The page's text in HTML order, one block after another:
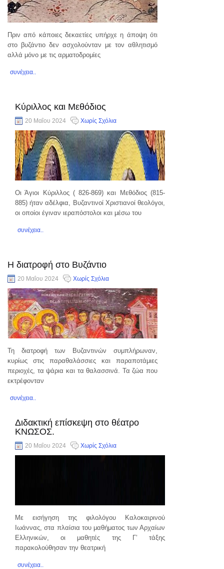
Πριν από κάποιες δεκαετίες υπήρχε η άποψη ότι
στο βυζάντιο δεν ασχολούνταν με τον αθλητισμό
αλλά μόνο με τις αρματοδρομίες
συνέχεια..
Κύριλλος και Μεθόδιος
20 Μαΐου 2024 Χωρίς Σχόλια
Οι Άγιοι Κύριλλος ( 826-869) και Μεθόδιος (815-
885) ήταν αδέλφια, Βυζαντινοί Χριστιανοί θεολόγοι,
οι οποίοι έγιναν ιεραπόστολοι και μέσω του
συνέχεια..
Η διατροφή στο Βυζάντιο
20 Μαΐου 2024 Χωρίς Σχόλια
Τη διατροφή των Βυζαντινών συμπλήρωναν,
κυρίως στις παραθαλάσσιες και παραποτάμιες
περιοχές, τα ψάρια και τα θαλασσινά. Τα ζώα που
εκτρέφονταν
συνέχεια..
Διδακτική επίσκεψη στο θέατρο
ΚΝΩΣΟΣ.
20 Μαΐου 2024 Χωρίς Σχόλια
Με εισήγηση της φιλολόγου Καλοκαιρινού
Ιωάννας, στα πλαίσια του μαθήματος των Αρχαίων
Ελληνικών, οι μαθητές της Γ’ τάξης
παρακολούθησαν την θεατρική
συνέχεια..